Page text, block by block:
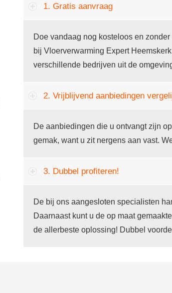
1. Gratis aanvraag
Doe vandaag nog kosteloos en
bij Vloerverwarming Expert
verschillende bedrijven uit de
2. Vrijblijvend aanbiedingen
De aanbiedingen die u ontvangt zijn
gemak, want u zit nergens aan vast.
3. Dubbel profiteren!
De bij ons aangesloten specialisten
Daarnaast kunt u de op maat
de allerbeste oplossing! Dubbel